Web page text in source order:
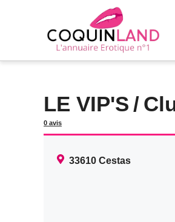
LE VIP'S /
0 avis
33610 Cestas